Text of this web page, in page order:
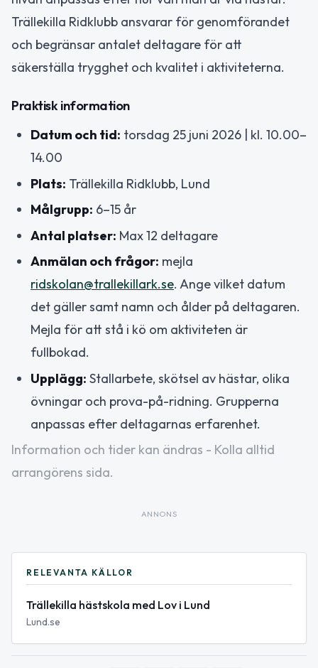
Trällekilla Ridklubb ansvarar för genomförandet
och begränsar antalet deltagare för att
säkerställa trygghet och kvalitet i aktiviteterna.
Praktisk information
Datum och tid: torsdag 25 juni 2026 | kl. 10.00–
14.00
Plats: Trällekilla Ridklubb, Lund
Målgrupp: 6–15 år
Antal platser: Max 12 deltagare
Anmälan och frågor: mejla
ridskolan@trallekillark.se. Ange vilket datum
det gäller samt namn och ålder på deltagaren.
Mejla för att stå i kö om aktiviteten är
fullbokad.
Upplägg: Stallarbete, skötsel av hästar, olika
övningar och prova-på-ridning. Grupperna
anpassas efter deltagarnas erfarenhet.
Information och tider kan ändras - Kolla alltid
arrangörens sida.
ANNONS
RELEVANTA KÄLLOR
Trällekilla hästskola med Lov i Lund
Lund.se